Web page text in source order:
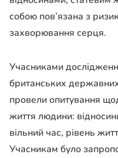
собою пов’язана з
захворювання серця.
Учасниками
британських
провели опитування
життя людини:
вільний час, рівень
Учасникам було